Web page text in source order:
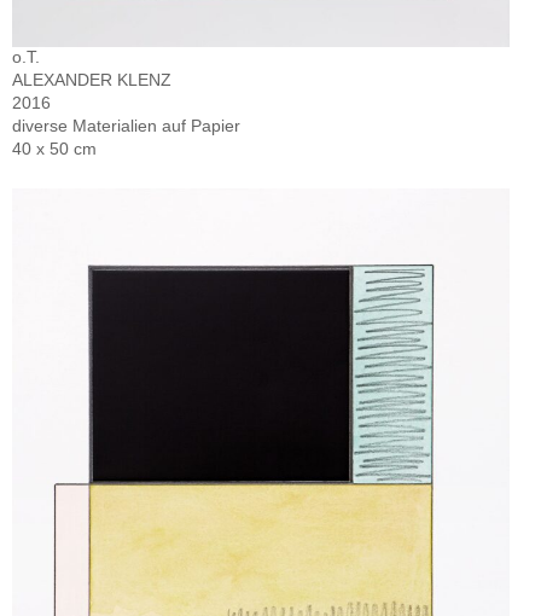
o.T.
ALEXANDER KLENZ
2016
diverse Materialien auf Papier
40 x 50 cm